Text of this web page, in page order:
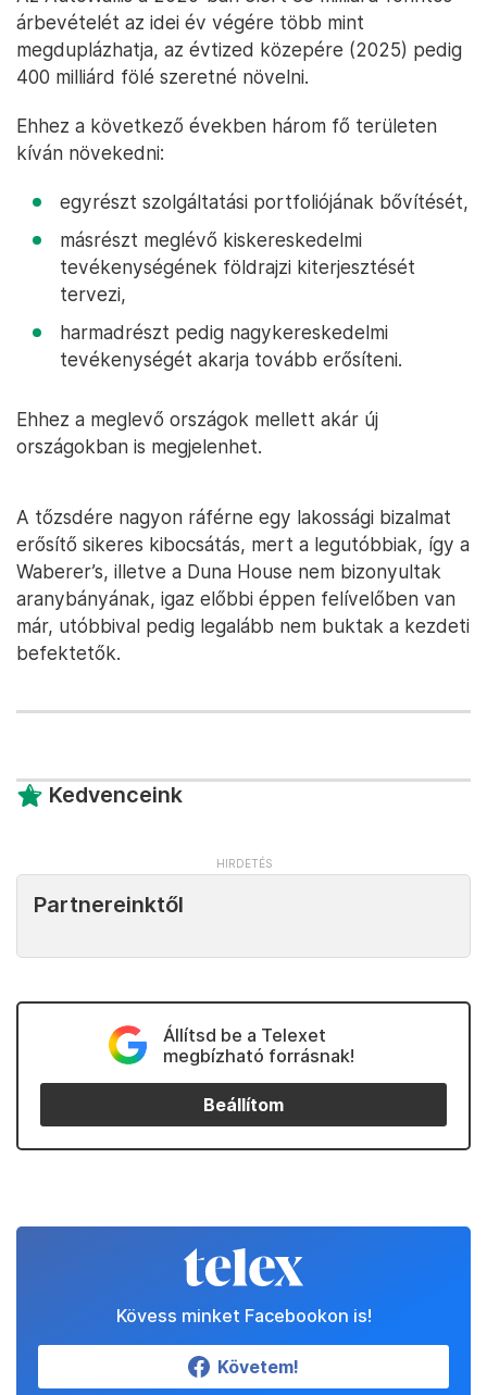
árbevételét az idei év végére több mint
megduplázhatja, az évtized közepére (2025) pedig
400 milliárd fölé szeretné növelni.
Ehhez a következő években három fő területen
kíván növekedni:
egyrészt szolgáltatási portfoliójának bővítését,
másrészt meglévő kiskereskedelmi
tevékenységének földrajzi kiterjesztését
tervezi,
harmadrészt pedig nagykereskedelmi
tevékenységét akarja tovább erősíteni.
Ehhez a meglevő országok mellett akár új
országokban is megjelenhet.
A tőzsdére nagyon ráférne egy lakossági bizalmat
erősítő sikeres kibocsátás, mert a legutóbbiak, így a
Waberer’s, illetve a Duna House nem bizonyultak
aranybányának, igaz előbbi éppen felívelőben van
már, utóbbival pedig legalább nem buktak a kezdeti
befektetők.
Kedvenceink
Partnereinktől
Állítsd be a Telexet
megbízható forrásnak!
Beállítom
Kövess minket Facebookon is!
Követem!